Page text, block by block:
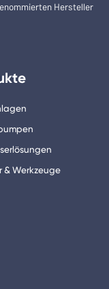
Hersteller
& Werkzeuge